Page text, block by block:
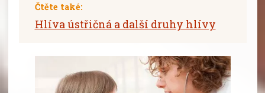
Čtěte také:
Hlíva ústřičná a další druhy hlívy